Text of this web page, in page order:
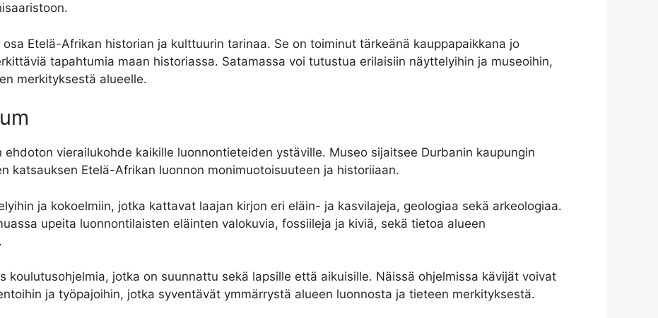
Etelä-Afrikan historian ja kulttuurin tarinaa. Se on toiminut tärkeänä kauppapaikkana jo
tapahtumia maan historiassa. Satamassa voi tutustua erilaisiin näyttelyihin ja museoihin,
merkityksestä alueelle.
vierailukohde kaikille luonnontieteiden ystäville. Museo sijaitsee Durbanin kaupungin
katsauksen Etelä-Afrikan luonnon monimuotoisuuteen ja historiiaan.
ja kokoelmiin, jotka kattavat laajan kirjon eri eläin- ja kasvilajeja, geologiaa sekä arkeologiaa.
upeita luonnontilaisten eläinten valokuvia, fossiileja ja kiviä, sekä tietoa alueen
koulutusohjelmia, jotka on suunnattu sekä lapsille että aikuisille. Näissä ohjelmissa kävijät voivat
ja työpajoihin, jotka syventävät ymmärrystä alueen luonnosta ja tieteen merkityksestä.